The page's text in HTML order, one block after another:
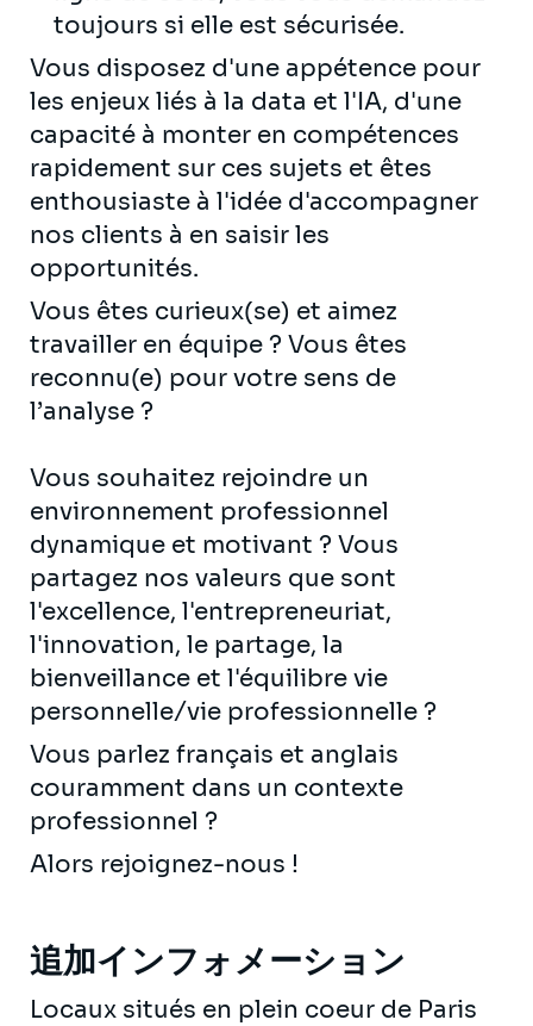
toujours si elle est sécurisée.
Vous disposez d'une appétence pour
les enjeux liés à la data et l'IA, d'une
capacité à monter en compétences
rapidement sur ces sujets et êtes
enthousiaste à l'idée d'accompagner
nos clients à en saisir les
opportunités.
Vous êtes curieux(se) et aimez
travailler en équipe ? Vous êtes
reconnu(e) pour votre sens de
l’analyse ?
Vous souhaitez rejoindre un
environnement professionnel
dynamique et motivant ? Vous
partagez nos valeurs que sont
l'excellence, l'entrepreneuriat,
l'innovation, le partage, la
bienveillance et l'équilibre vie
personnelle/vie professionnelle ?
Vous parlez français et anglais
couramment dans un contexte
professionnel ?
Alors rejoignez-nous !
追加インフォメーション
Locaux situés en plein coeur de Paris